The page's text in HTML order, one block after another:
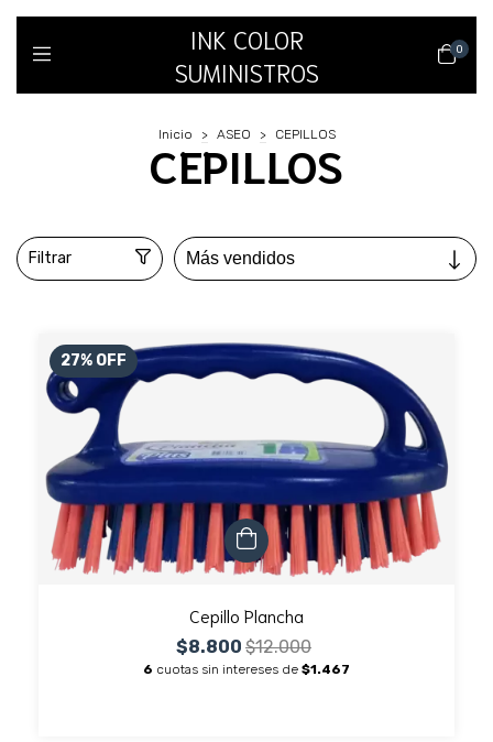
INK COLOR
SUMINISTROS
0
Inicio > ASEO > CEPILLOS
CEPILLOS
Filtrar
27% OFF
Cepillo Plancha
$8.800 $12.000
6 cuotas sin intereses de $1.467